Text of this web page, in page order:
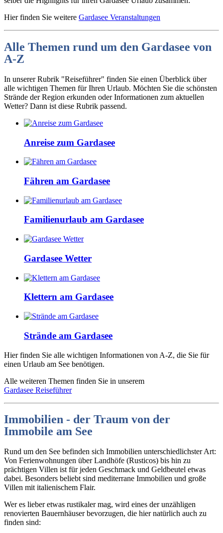
Hier finden Sie weitere Gardasee Veranstaltungen
Alle Themen rund um den Gardasee von
A-Z
In unserer Rubrik "Reiseführer" finden Sie einen Überblick über
alle wichtigen Themen für Ihren Urlaub. Möchten Sie die schönsten
Strände der Region erkunden oder Informationen zum aktuellen
Wetter? Dann ist diese Rubrik passend.
Anreise zum Gardasee
Fähren am Gardasee
Familienurlaub am Gardasee
Gardasee Wetter
Klettern am Gardasee
Strände am Gardasee
Hier finden Sie alle wichtigen Informationen von A-Z, die Sie für
einen Urlaub am See benötigen.
Alle weiteren Themen finden Sie in unserem
Gardasee Reiseführer
Immobilien - der Traum von der
Immobile am See
Rund um den See befinden sich Immobilien unterschiedlichster Art:
Von Ferienwohnungen über Landhöfe (Rusticos) bis hin zu
prächtigen Villen ist für jeden Geschmack und Geldbeutel etwas
dabei. Besonders beliebt sind mediterrane Immobilien und große
Villen mit italienischem Flair.
Wer es lieber etwas rustikaler mag, wird eines der unzähligen
renovierten Bauernhäuser bevorzugen, die hier natürlich auch zu
finden sind: